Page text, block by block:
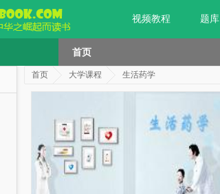
视频教程 题库
首页
首页 大学课程 生活药学